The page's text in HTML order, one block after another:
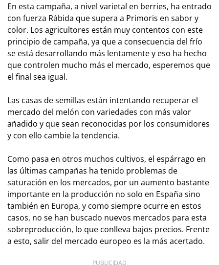
En esta campaña, a nivel varietal en berries, ha entrado
con fuerza Rábida que supera a Primoris en sabor y
color. Los agricultores están muy contentos con este
principio de campaña, ya que a consecuencia del frío
se está desarrollando más lentamente y eso ha hecho
que controlen mucho más el mercado, esperemos que
el final sea igual.
Las casas de semillas están intentando recuperar el
mercado del melón con variedades con más valor
añadido y que sean reconocidas por los consumidores
y con ello cambie la tendencia.
Como pasa en otros muchos cultivos, el espárrago en
las últimas campañas ha tenido problemas de
saturación en los mercados, por un aumento bastante
importante en la producción no solo en España sino
también en Europa, y como siempre ocurre en estos
casos, no se han buscado nuevos mercados para esta
sobreproducción, lo que conlleva bajos precios. Frente
a esto, salir del mercado europeo es la más acertado.
PUBLICIDAD